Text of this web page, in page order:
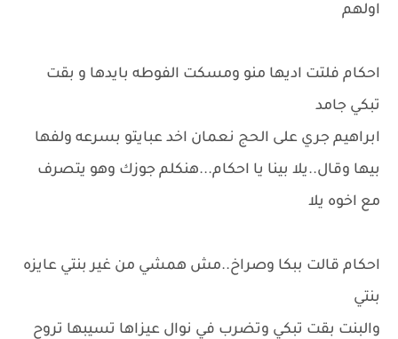
اولهم
احكام فلتت اديها منو ومسكت الفوطه بايدها و بقت
تبكي جامد
ابراهيم جري على الحج نعمان اخد عبايتو بسرعه ولفها
بيها وقال..يلا بينا يا احكام...هنكلم جوزك وهو يتصرف
مع اخوه يلا
احكام قالت ببكا وصراخ..مش همشي من غير بنتي عايزه
بنتي
والبنت بقت تبكي وتضرب في نوال عيزاها تسيبها تروح